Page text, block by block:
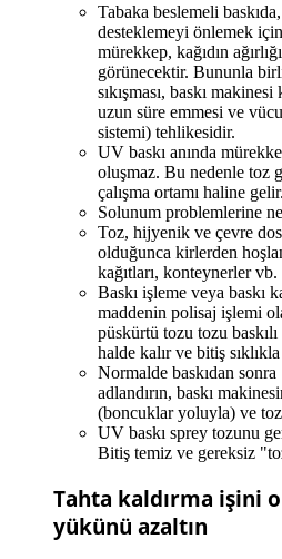
Tabaka beslemeli
desteklemeyi önlemek
mürekkep, kağıdın
görünecektir. Bununla
sıkışması, baskı
uzun süre emmesi ve
sistemi) tehlikesidir.
UV baskı anında
oluşmaz. Bu nedenle toz
çalışma ortamı haline gelir.
Solunum problemlerine
Toz, hijyenik ve çevre
olduğunca kirlerden
kağıtları, konteynerler
Baskı işleme veya baskı
maddenin polisaj işlemi
püskürtü tozu tozu baskılı
halde kalır ve bitiş
Normalde baskıdan
adlandırın, baskı
(boncuklar yoluyla) ve
UV baskı sprey tozunu
Bitiş temiz ve gereksiz
Tahta kaldırma işini
yükünü azaltın